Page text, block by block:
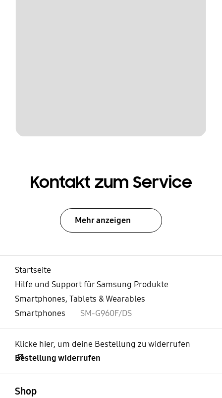
Kontakt zum Service
Mehr anzeigen
Startseite
Hilfe und Support für Samsung Produkte
Smartphones, Tablets & Wearables
Smartphones
SM-G960F/DS
Klicke hier, um deine Bestellung zu widerrufen
Bestellung widerrufen
Shop